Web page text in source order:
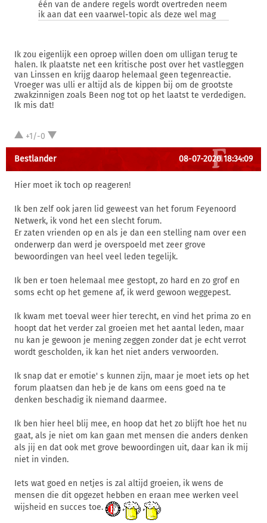
één van de andere regels wordt overtreden neem
ik aan dat een vaarwel-topic als deze wel mag
Ik zou eigenlijk een oproep willen doen om ulligan terug te
halen. Ik plaatste net een kritische post over het vastleggen
van Linssen en krijg daarop helemaal geen tegenreactie.
Vroeger was ulli er altijd als de kippen bij om de grootste
zwakzinnigen zoals Been nog tot op het laatst te verdedigen.
Ik mis dat!
+1/-0
Bestlander 08-07-2020 18:34:09
Hier moet ik toch op reageren!
Ik ben zelf ook jaren lid geweest van het forum Feyenoord
Netwerk, ik vond het een slecht forum.
Er zaten vrienden op en als je dan een stelling nam over een
onderwerp dan werd je overspoeld met zeer grove
bewoordingen van heel veel leden tegelijk.
Ik ben er toen helemaal mee gestopt, zo hard en zo grof en
soms echt op het gemene af, ik werd gewoon weggepest.
Ik kwam met toeval weer hier terecht, en vind het prima zo en
hoopt dat het verder zal groeien met het aantal leden, maar
nu kan je gewoon je mening zeggen zonder dat je echt verrot
wordt gescholden, ik kan het niet anders verwoorden.
Ik snap dat er emotie' s kunnen zijn, maar je moet iets op het
forum plaatsen dan heb je de kans om eens goed na te
denken beschadig ik niemand daarmee.
Ik ben hier heel blij mee, en hoop dat het zo blijft hoe het nu
gaat, als je niet om kan gaan met mensen die anders denken
als jij en dat ook met grove bewoordingen uit, daar kan ik mij
niet in vinden.
Iets wat goed en netjes is zal altijd groeien, ik wens de
mensen die dit opgezet hebben en eraan mee werken veel
wijsheid en succes toe.